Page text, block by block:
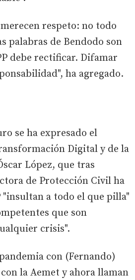
respeto: no todo
palabras de Bendodo son
debe rectificar. Difamar
ha agregado.
se ha expresado el
Digital y de la
López, que tras
de Protección Civil ha
"insultan a todo el que pilla"
que son
crisis".
con (Fernando)
la Aemet y ahora llaman